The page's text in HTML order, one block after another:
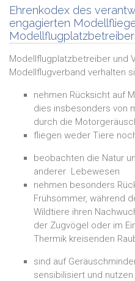
Ehrenkodex des
engagierten
Modellflugplatzbetreiber und
Modellflugverband verhalten
nehmen Rücksicht auf
dies insbesonders von
durch die
fliegen weder Tiere
beobachten die Natur
anderer Lebewesen
nehmen besonders
Frühsommer, während
Wildtiere ihren
der Zugvögel oder im
Thermik kreisenden
sind auf
sensibilisiert und